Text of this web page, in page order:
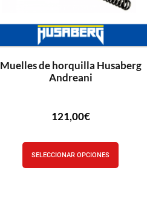
Muelles de horquilla Husaberg
Andreani
121,00€
SELECCIONAR OPCIONES